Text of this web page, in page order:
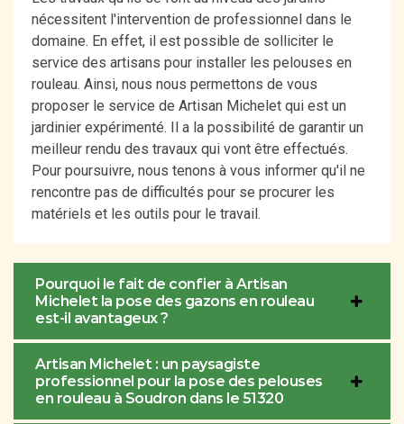
nécessitent l'intervention de professionnel dans le
domaine. En effet, il est possible de solliciter le
service des artisans pour installer les pelouses en
rouleau. Ainsi, nous nous permettons de vous
proposer le service de Artisan Michelet qui est un
jardinier expérimenté. Il a la possibilité de garantir un
meilleur rendu des travaux qui vont être effectués.
Pour poursuivre, nous tenons à vous informer qu'il ne
rencontre pas de difficultés pour se procurer les
matériels et les outils pour le travail.
Pourquoi le fait de confier à Artisan
Michelet la pose des gazons en rouleau
est-il avantageux ?
Artisan Michelet : un paysagiste
professionnel pour la pose des pelouses
en rouleau à Soudron dans le 51320